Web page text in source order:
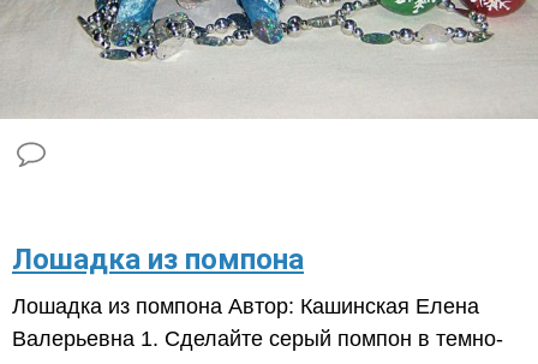
Лошадка из помпона
Лошадка из помпона Автор: Кашинская Елена
Валерьевна 1. Сделайте серый помпон в темно-